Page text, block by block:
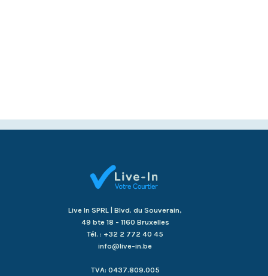
Live In SPRL | Blvd. du Souverain,
49 bte 18 - 1160 Bruxelles
Tél. : +32 2 772 40 45
info@live-in.be
TVA: 0437.809.005